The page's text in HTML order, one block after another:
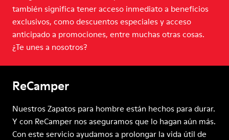
también significa tener acceso inmediato a beneficios
exclusivos, como descuentos especiales y acceso
anticipado a promociones, entre muchas otras cosas.
¿Te unes a nosotros?
ReCamper
Nuestros Zapatos para hombre están hechos para durar.
Y con ReCamper nos aseguramos que lo hagan aún más.
Con este servicio ayudamos a prolongar la vida útil de